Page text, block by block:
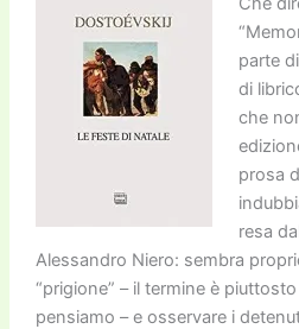
parte
di
che
prosa
resa
Alessandro Niero: sembra
“prigione” – il termine è
pensiamo – e osservare i